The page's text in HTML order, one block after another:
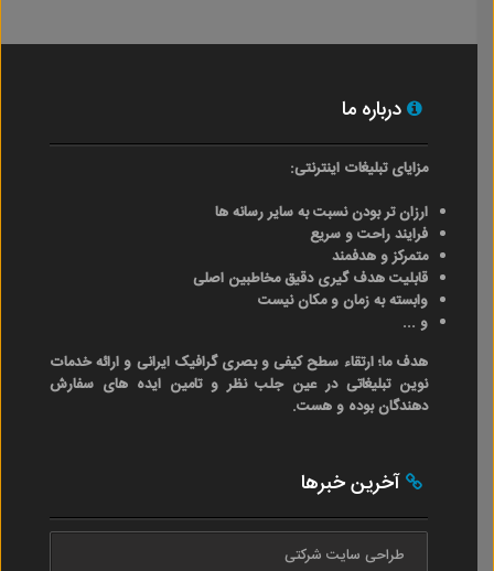
درباره ما
مزایای تبلیغات اینترنتی:
ارزان تر بودن نسبت به سایر رسانه ها
فرایند راحت و سریع
متمرکز و هدفمند
قابلیت هدف گیری دقیق مخاطبین اصلی
وابسته به زمان و مکان نیست
و ...
هدف ما؛ ارتقاء سطح کیفی و بصری گرافیک ایرانی و ارائه خدمات
نوین تبلیغاتی در عین جلب نظر و تامین ایده های سفارش
دهندگان بوده و هست.
آخرین خبرها
طراحی سایت شرکتی